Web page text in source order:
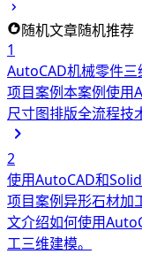
随机文章随机推荐
1
AutoCAD机械零件
项目案例本案例使用
尺寸图排版全流程技
2
使用AutoCAD和
项目案例异形石材加
文介绍如何使用
工三维建模。